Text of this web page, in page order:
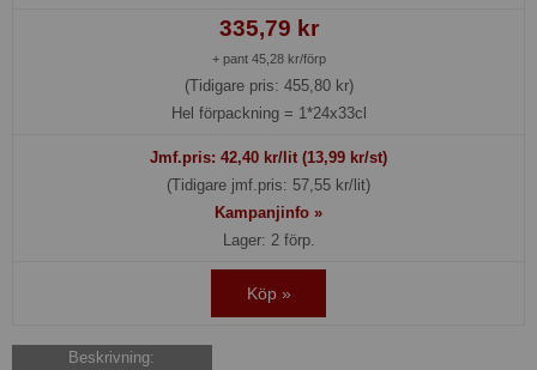
335,79 kr
+ pant 45,28 kr/förp
(Tidigare pris: 455,80 kr)
Hel förpackning = 1*24x33cl
Jmf.pris: 42,40 kr/lit (13,99 kr/st)
(Tidigare jmf.pris: 57,55 kr/lit)
Kampanjinfo »
Lager: 2 förp.
Köp »
Beskrivning: